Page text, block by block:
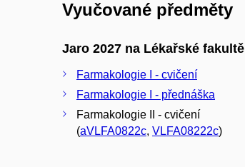
Vyučované předměty
Jaro 2027 na Lékařské fakultě
Farmakologie I - cvičení
Farmakologie I - přednáška
Farmakologie II - cvičení
(aVLFA0822c, VLFA08222c)